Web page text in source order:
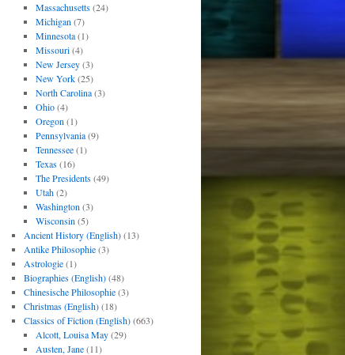
Massachusetts(24)
Michigan (7)
Minnesota(1)
Missouri(4)
New Jersey(3)
New York(25)
North Carolina(3)
Ohio(4)
Oregon (1)
Pennsylvania(9)
Tennessee(1)
Texas(16)
The Presidents(49)
Utah(2)
Washington (3)
Wisconsin (5)
Ancient History (English)(13)
Antike Philosophie(3)
Astrologie(1)
Biographies (English)(48)
Chinesische Philosophie(3)
Christmas (English)(18)
Classics of Fiction (English)(663)
Alcott, Louisa May(29)
Austen, Jane(11)